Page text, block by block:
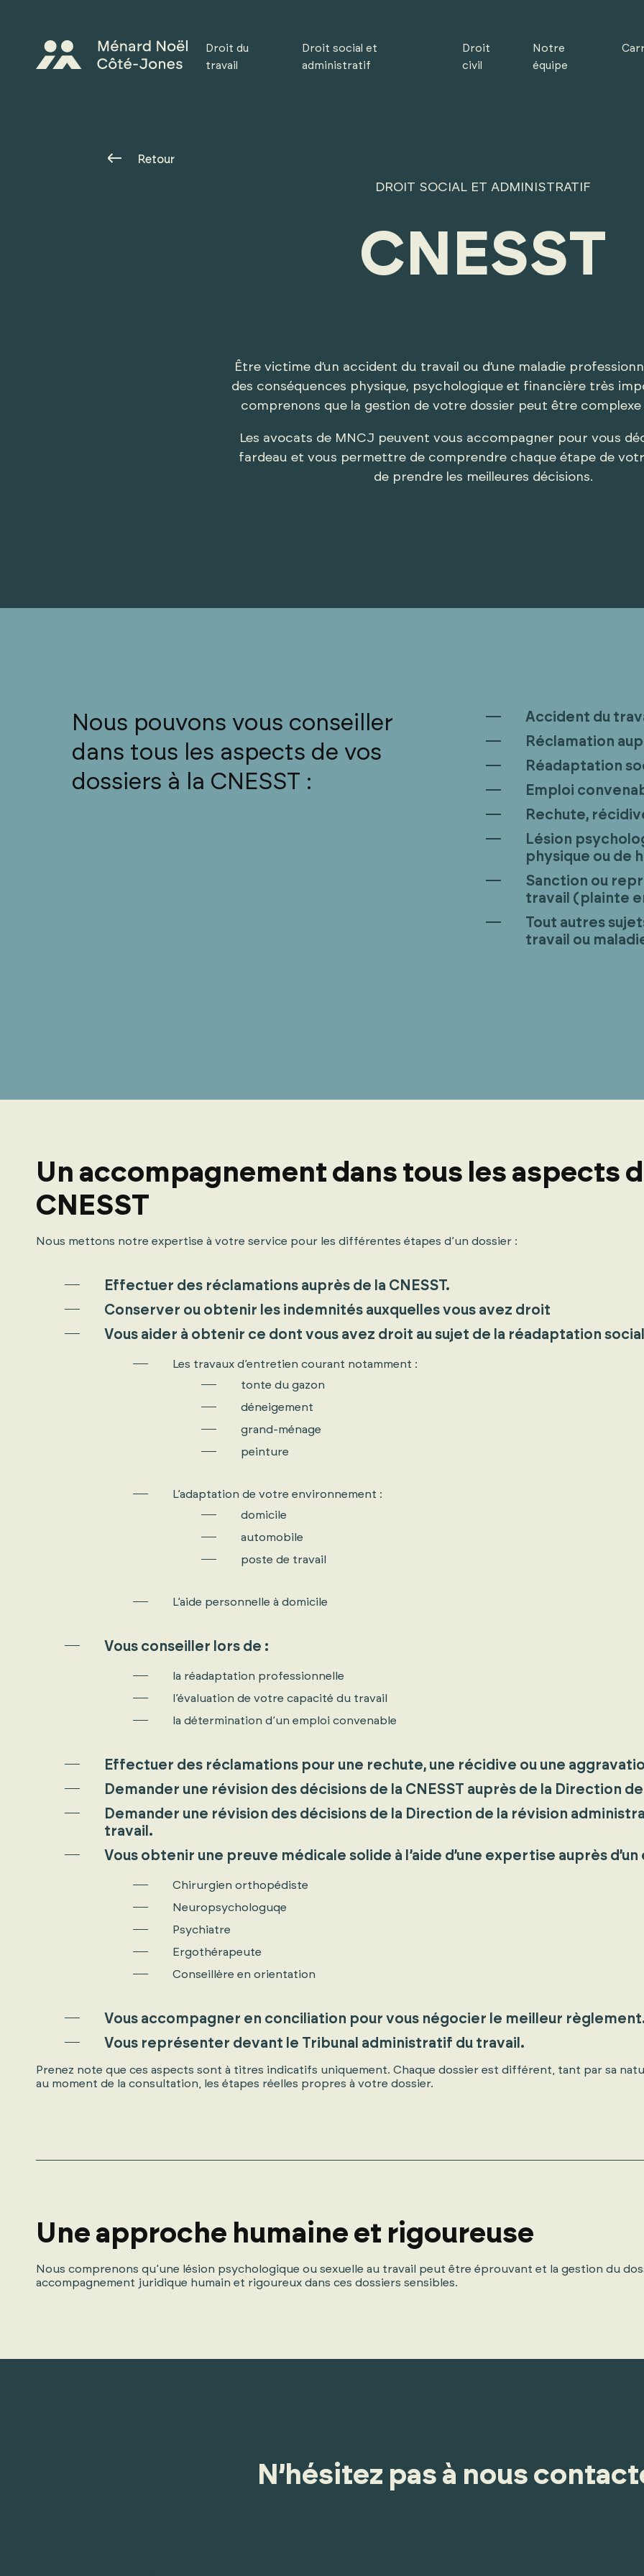
Droit du
travail
Droit social et
administratif
Droit
civil
Notre
équipe
Retour
DROIT SOCIAL ET ADMINISTRATIF
CNESST
Être victime d’un accident du travail ou d’une maladie
des conséquences physique, psychologique et financière très
comprenons que la gestion de votre dossier peut être
Les avocats de MNCJ peuvent vous accompagner pour vous
fardeau et vous permettre de comprendre chaque étape de
de prendre les meilleures décisions.
Nous pouvons vous conseiller
dans tous les aspects de vos
dossiers à la CNESST :
Accident du
Réclamation
Réadaptation
Emploi
Rechute,
Lésion
physique ou de
Sanction ou
travail (plainte
Tout autres
travail ou
Un accompagnement dans tous les aspects
CNESST
Nous mettons notre expertise à votre service pour les différentes étapes d’un dossier :
Effectuer des réclamations auprès de la CNESST.
Conserver ou obtenir les indemnités auxquelles vous avez droit
Vous aider à obtenir ce dont vous avez droit au sujet de la réadaptation
Les travaux d’entretien courant notamment :
tonte du gazon
déneigement
grand-ménage
peinture
L’adaptation de votre environnement :
domicile
automobile
poste de travail
L’aide personnelle à domicile
Vous conseiller lors de :
la réadaptation professionnelle
l’évaluation de votre capacité du travail
la détermination d’un emploi convenable
Effectuer des réclamations pour une rechute, une récidive ou une
Demander une révision des décisions de la CNESST auprès de la Direction
Demander une révision des décisions de la Direction de la révision
travail.
Vous obtenir une preuve médicale solide à l’aide d’une expertise auprès
Chirurgien orthopédiste
Neuropsychologuqe
Psychiatre
Ergothérapeute
Conseillère en orientation
Vous accompagner en conciliation pour vous négocier le meilleur
Vous représenter devant le Tribunal administratif du travail.
Prenez note que ces aspects sont à titres indicatifs uniquement. Chaque dossier est différent, tant par sa
au moment de la consultation, les étapes réelles propres à votre dossier.
Une approche humaine et rigoureuse
Nous comprenons qu’une lésion psychologique ou sexuelle au travail peut être éprouvant et la gestion du
accompagnement juridique humain et rigoureux dans ces dossiers sensibles.
N’hésitez pas à nous